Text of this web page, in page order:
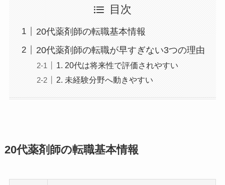
目次
20代薬剤師の転職基本情報
20代薬剤師の転職が早すぎない3つの理由
1. 20代は将来性で評価されやすい
2. 未経験分野へ動きやすい
20代薬剤師の転職基本情報